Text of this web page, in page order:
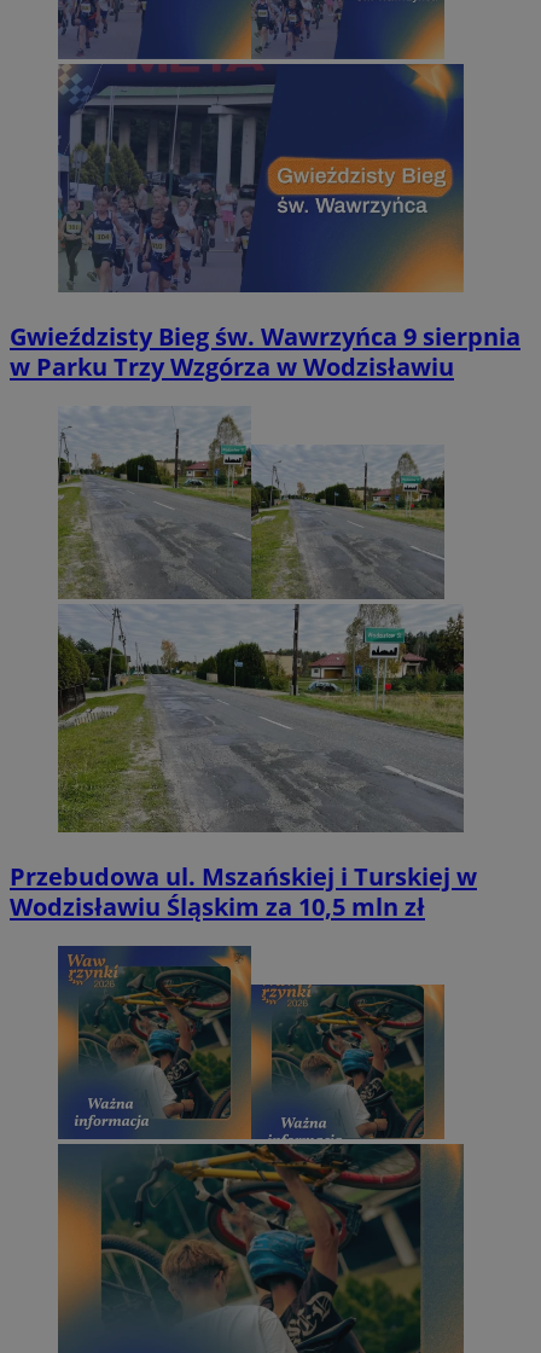
Gwieździsty Bieg św. Wawrzyńca 9 sierpnia
w Parku Trzy Wzgórza w Wodzisławiu
Przebudowa ul. Mszańskiej i Turskiej w
Wodzisławiu Śląskim za 10,5 mln zł